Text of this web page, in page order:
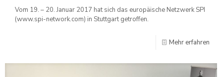
Vom 19. – 20. Januar 2017 hat sich das europäische Netzwerk SPI
(www.spi-network.com) in Stuttgart getroffen.
Mehr erfahren